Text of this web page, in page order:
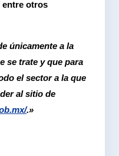
entre otros
únicamente a la
se trate y que para
el sector a la que
al sitio de
.»